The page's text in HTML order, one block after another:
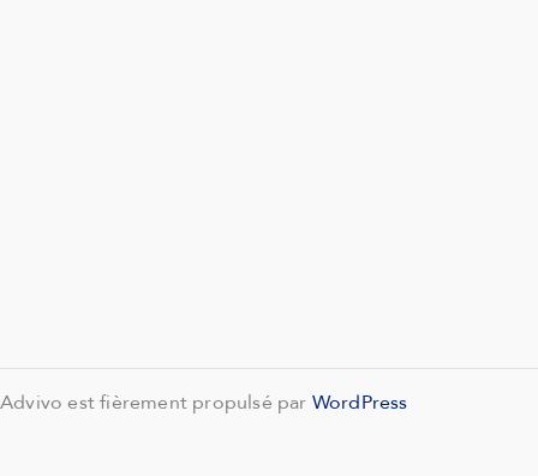
Advivo est fièrement propulsé par WordPress